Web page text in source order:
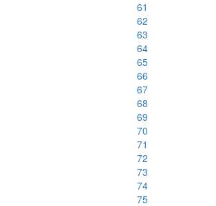
61
62
63
64
65
66
67
68
69
70
71
72
73
74
75